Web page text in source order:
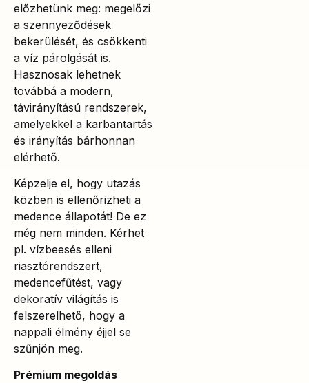
előzhetünk meg: megelőzi
a szennyeződések
bekerülését, és csökkenti
a víz párolgását is.
Hasznosak lehetnek
továbbá a modern,
távirányítású rendszerek,
amelyekkel a karbantartás
és irányítás bárhonnan
elérhető.
Képzelje el, hogy utazás
közben is ellenőrizheti a
medence állapotát! De ez
még nem minden. Kérhet
pl. vízbeesés elleni
riasztórendszert,
medencefűtést, vagy
dekoratív világítás is
felszerelhető, hogy a
nappali élmény éjjel se
szűnjön meg.
Prémium megoldás